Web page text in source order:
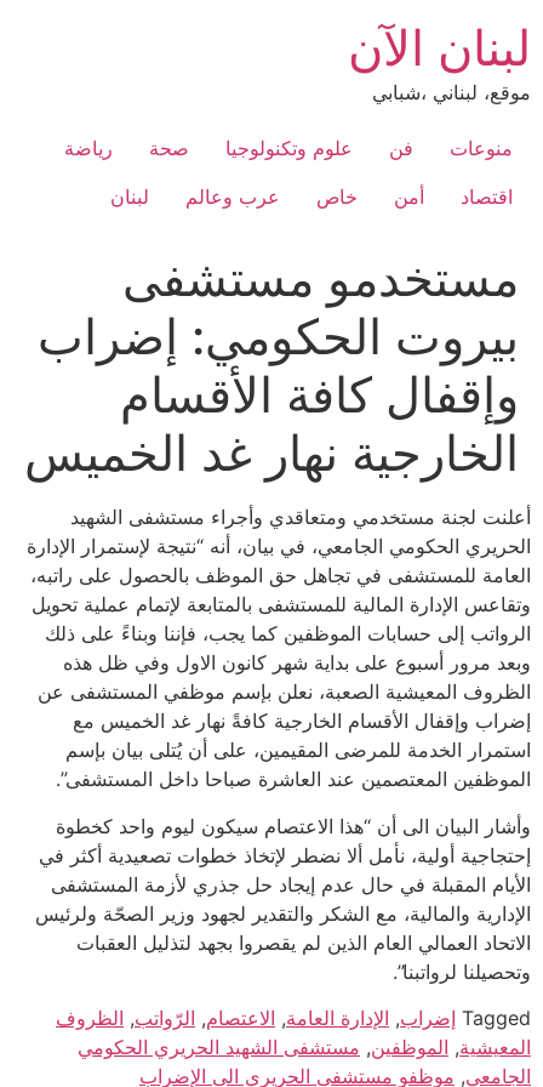
content
لبنان الآن
موقع، لبناني ،شبابي
منوعات فن علوم وتكنولوجيا صحة
رياضة
اقتصاد
أمن خاص عرب وعالم لبنان
مستخدمو مستشفى
بيروت الحكومي: إضراب
وإقفال كافة الأقسام
الخارجية نهار غد الخميس
أعلنت لجنة مستخدمي ومتعاقدي وأجراء مستشفى الشهيد
الحريري الحكومي الجامعي، في بيان، أنه “نتيجة لإستمرار الإدارة
العامة للمستشفى في تجاهل حق الموظف بالحصول على راتبه،
وتقاعس الإدارة المالية للمستشفى بالمتابعة لإتمام عملية تحويل
الرواتب إلى حسابات الموظفين كما يجب، فإننا وبناءً على ذلك
وبعد مرور أسبوع على بداية شهر كانون الاول وفي ظل هذه
الظروف المعيشية الصعبة، نعلن بإسم موظفي المستشفى عن
إضراب وإقفال الأقسام الخارجية كافةً نهار غد الخميس مع
استمرار الخدمة للمرضى المقيمين، على أن يُتلى بيان بإسم
الموظفين المعتصمين عند العاشرة صباحا داخل المستشفى”.
وأشار البيان الى أن “هذا الاعتصام سيكون ليوم واحد كخطوة
إحتجاجية أولية، نأمل ألا نضطر لإتخاذ خطوات تصعيدية أكثر في
الأيام المقبلة في حال عدم إيجاد حل جذري لأزمة المستشفى
الإدارية والمالية، مع الشكر والتقدير لجهود وزير الصحّة ولرئيس
الاتحاد العمالي العام الذين لم يقصروا بجهد لتذليل العقبات
وتحصيلنا لرواتبنا”.
Tagged إضراب, الإدارة العامة, الاعتصام, الرّواتب, الظروف
المعيشية, الموظفين, مستشفى الشهيد الحريري الحكومي
الجامعي, موظفو مستشفى الحريري الى الإضراب